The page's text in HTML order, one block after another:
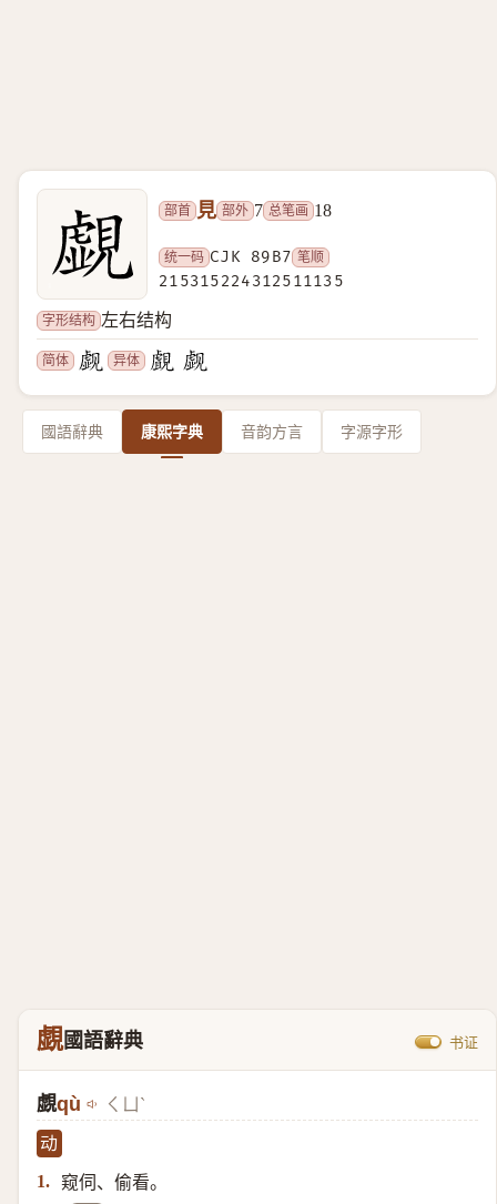
部首 見 部外 7 总笔画 18
统一码 CJK 89B7 笔顺
215315224312511135
字形结构 左右结构
简体 异体
國語辭典 康熙字典 音韵方言 字源字形
覷國語辭典 书证
覷qù ㄑㄩˋ
动
1. 窥伺、偷看。